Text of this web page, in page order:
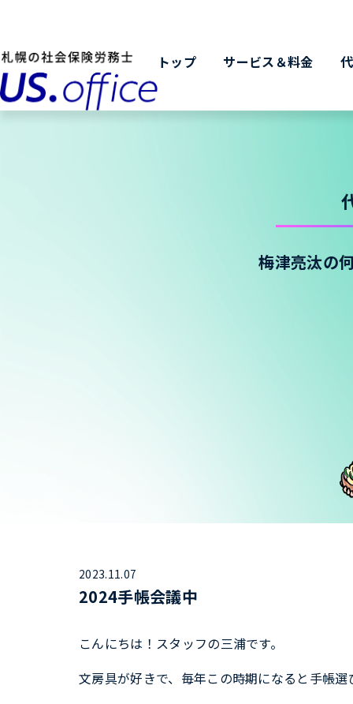
トップ サービス＆料金
梅津亮汰の
2023.11.07
2024手帳会議中
こんにちは！スタッフの三浦です。
文房具が好きで、毎年この時期になると手帳